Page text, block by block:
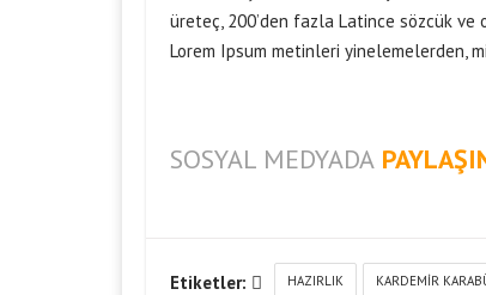
üreteç, 200’den fazla Latince sözcük ve
Lorem Ipsum metinleri yinelemelerden,
SOSYAL MEDYADA
Etiketler: HAZIRLIK KARDEMIR